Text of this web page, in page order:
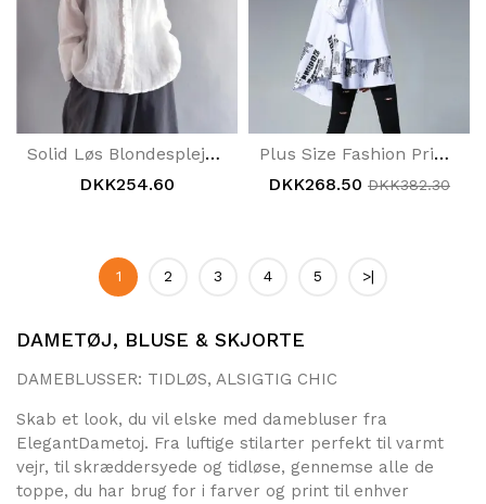
Solid Løs Blondesplejseskjorte
DKK254.60
Plus Size Fashion Print Stand Collar Shirt
DKK268.50 DKK382.30
1 2 3 4 5 >|
DAMETØJ, BLUSE & SKJORTE
DAMEBLUSSER: TIDLØS, ALSIGTIG CHIC
Skab et look, du vil elske med damebluser fra
ElegantDametoj. Fra luftige stilarter perfekt til varmt
vejr, til skræddersyede og tidløse, gennemse alle de
toppe, du har brug for i farver og print til enhver